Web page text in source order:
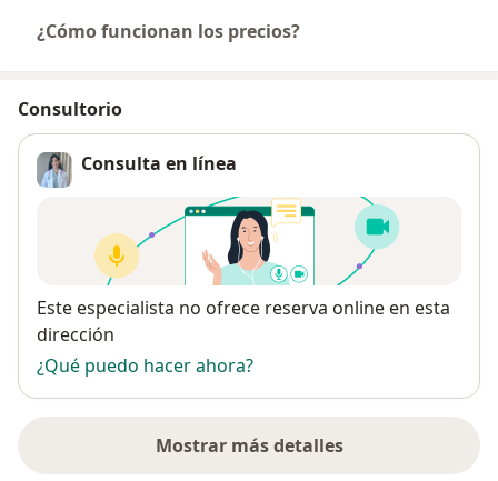
¿Cómo funcionan los precios?
Consultorio
Consulta en línea
Disponibilidad
Este especialista no ofrece reserva online en esta
dirección
¿Qué puedo hacer ahora?
Mostrar más detalles
sobre la dirección